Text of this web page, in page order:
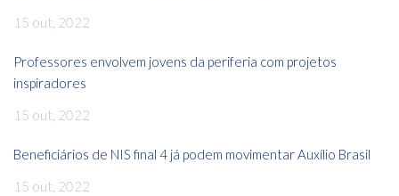
15 out, 2022
Professores envolvem jovens da periferia com projetos
inspiradores
15 out, 2022
Beneficiários de NIS final 4 já podem movimentar Auxílio Brasil
15 out, 2022